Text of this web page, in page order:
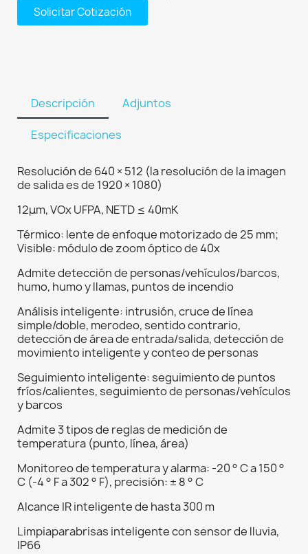
Solicitar Cotización
Descripción Adjuntos
Especificaciones
Resolución de 640 × 512 (la resolución de la imagen
de salida es de 1920 × 1080)
12μm, VOx UFPA, NETD ≤ 40mK
Térmico: lente de enfoque motorizado de 25 mm;
Visible: módulo de zoom óptico de 40x
Admite detección de personas/vehículos/barcos,
humo, humo y llamas, puntos de incendio
Análisis inteligente: intrusión, cruce de línea
simple/doble, merodeo, sentido contrario,
detección de área de entrada/salida, detección de
movimiento inteligente y conteo de personas
Seguimiento inteligente: seguimiento de puntos
fríos/calientes, seguimiento de personas/vehículos
y barcos
Admite 3 tipos de reglas de medición de
temperatura (punto, línea, área)
Monitoreo de temperatura y alarma: -20 ° C a 150 °
C (-4 ° F a 302 ° F), precisión: ± 8 ° C
Alcance IR inteligente de hasta 300 m
Limpiaparabrisas inteligente con sensor de lluvia,
IP66